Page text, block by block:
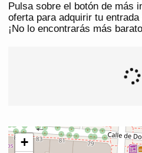
Pulsa sobre el botón de más
oferta para adquirir tu
¡No lo encontrarás más